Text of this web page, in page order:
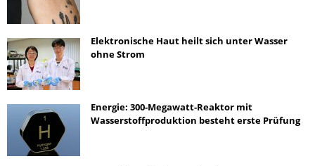
Elektronische Haut heilt sich unter Wasser
ohne Strom
Energie: 300-Megawatt-Reaktor mit
Wasserstoffproduktion besteht erste Prüfung